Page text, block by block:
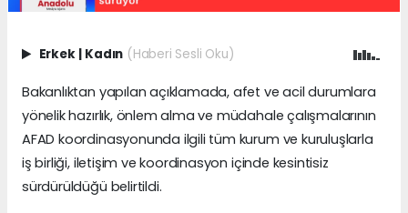
Erkek | Kadın (Haberi Sesli Oku)
Bakanlıktan yapılan açıklamada, afet ve acil durumlara
yönelik hazırlık, önlem alma ve müdahale çalışmalarının
AFAD koordinasyonunda ilgili tüm kurum ve kuruluşlarla
iş birliği, iletişim ve koordinasyon içinde kesintisiz
sürdürüldüğü belirtildi.